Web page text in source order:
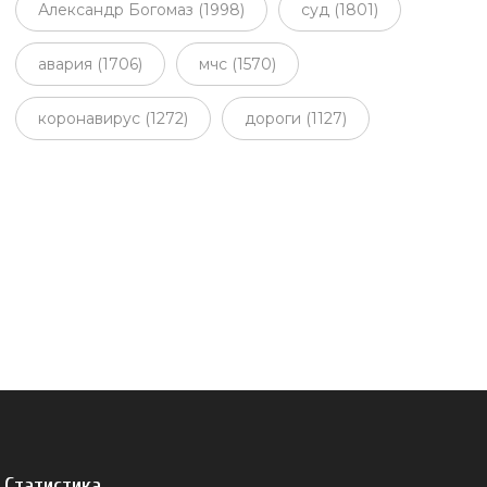
Александр Богомаз (1998) суд (1801)
авария (1706) мчс (1570)
коронавирус (1272) дороги (1127)